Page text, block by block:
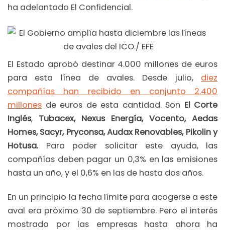
ha adelantado El Confidencial.
El Estado aprobó destinar 4.000 millones de euros
para esta línea de avales. Desde julio, diez
compañías han recibido en conjunto 2.400
millones de euros de esta cantidad. Son El Corte
Inglés, Tubacex, Nexus Energía, Vocento, Aedas
Homes, Sacyr, Pryconsa, Audax Renovables, Pikolin y
Hotusa. Para poder solicitar este ayuda, las
compañías deben pagar un 0,3% en las emisiones
hasta un año, y el 0,6% en las de hasta dos años.
En un principio la fecha límite para acogerse a este
aval era próximo 30 de septiembre. Pero el interés
mostrado por las empresas hasta ahora ha